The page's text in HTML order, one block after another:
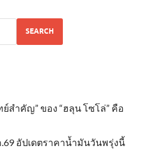
SEARCH
สำคัญ” ของ “ฮลุน โซโล่” คือ
อัปเดตราคาน้ำมันวันพรุ่งนี้